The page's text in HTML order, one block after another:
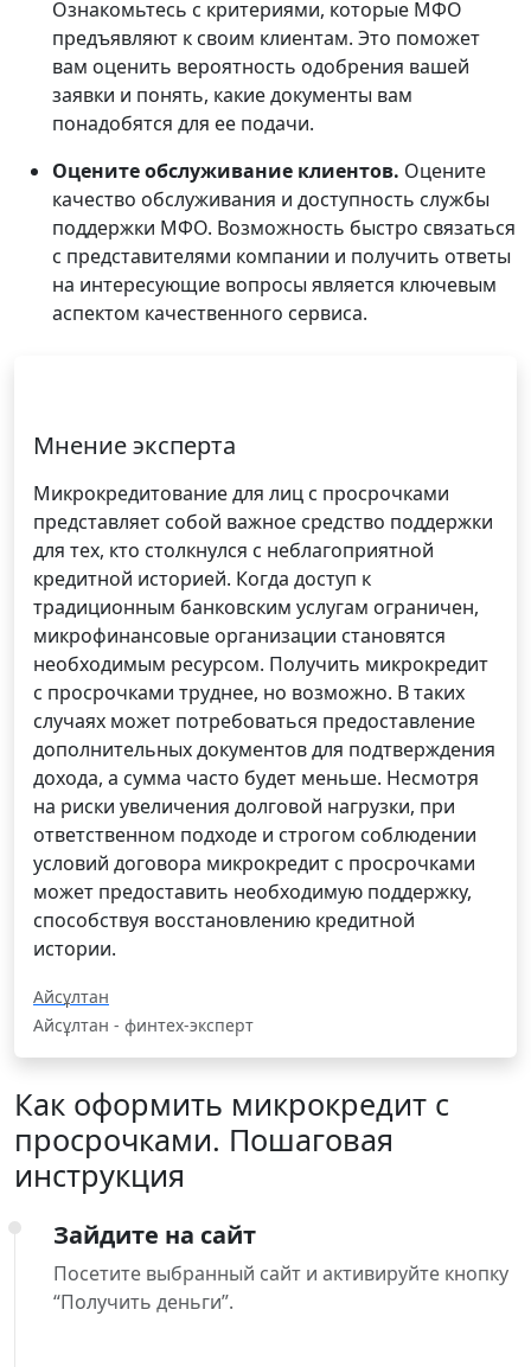
Ознакомьтесь с критериями, которые МФО
предъявляют к своим клиентам. Это поможет
вам оценить вероятность одобрения вашей
заявки и понять, какие документы вам
понадобятся для ее подачи.
Оцените обслуживание клиентов. Оцените
качество обслуживания и доступность службы
поддержки МФО. Возможность быстро связаться
с представителями компании и получить ответы
на интересующие вопросы является ключевым
аспектом качественного сервиса.
Мнение эксперта
Микрокредитование для лиц с просрочками
представляет собой важное средство поддержки
для тех, кто столкнулся с неблагоприятной
кредитной историей. Когда доступ к
традиционным банковским услугам ограничен,
микрофинансовые организации становятся
необходимым ресурсом. Получить микрокредит
с просрочками труднее, но возможно. В таких
случаях может потребоваться предоставление
дополнительных документов для подтверждения
дохода, а сумма часто будет меньше. Несмотря
на риски увеличения долговой нагрузки, при
ответственном подходе и строгом соблюдении
условий договора микрокредит с просрочками
может предоставить необходимую поддержку,
способствуя восстановлению кредитной
истории.
Айсұлтан
Айсұлтан - финтех-эксперт
Как оформить микрокредит с
просрочками. Пошаговая
инструкция
Зайдите на сайт
Посетите выбранный сайт и активируйте кнопку
“Получить деньги”.